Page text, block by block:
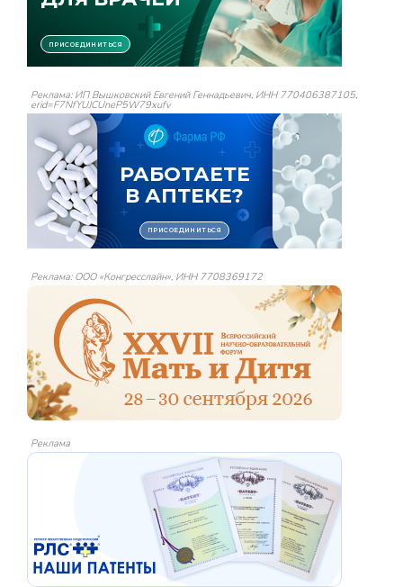
Реклама: ИП Вышковский Евгений Геннадьевич, ИНН 770406387105,
erid=F7NfYUJCUneP5W79xufv
Реклама: ООО «Конгресслайн», ИНН 7708369172
Реклама